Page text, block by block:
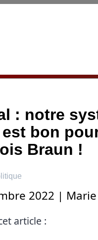
Menu
: notre
bon
Braun !
2022 |
article :